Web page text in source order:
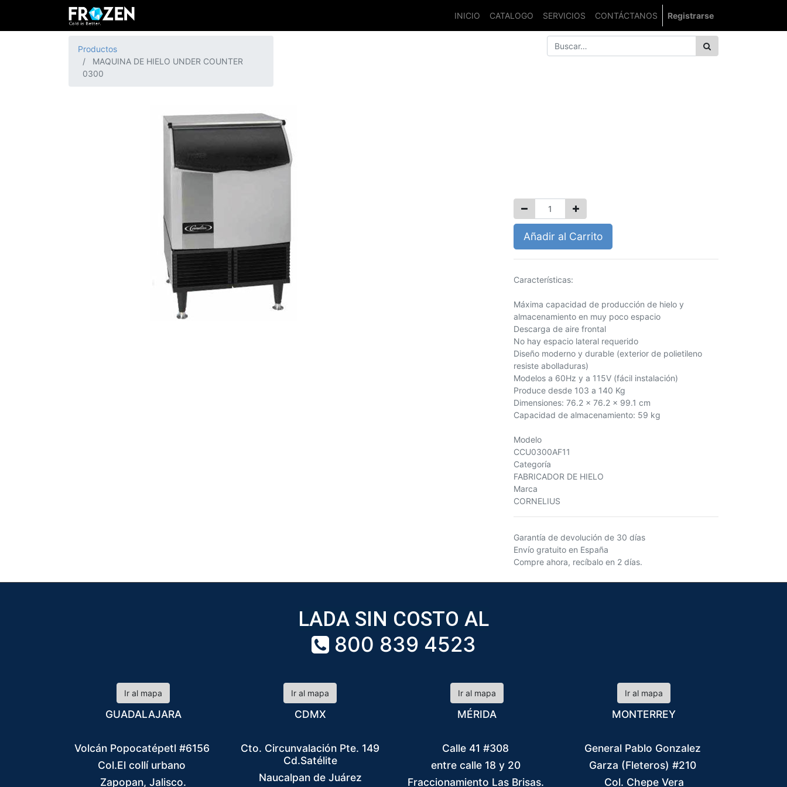
INICIO CATALOGO SERVICIOS CONTÁCTANOS Registrarse
Productos
MAQUINA DE HIELO UNDER COUNTER
0300
Añadir al Carrito
Características:
Máxima capacidad de producción de hielo y
almacenamiento en muy poco espacio
Descarga de aire frontal
No hay espacio lateral requerido
Diseño moderno y durable (exterior de polietileno
resiste abolladuras)
Modelos a 60Hz y a 115V (fácil instalación)
Produce desde 103 a 140 Kg
Dimensiones: 76.2 x 76.2 x 99.1 cm
Capacidad de almacenamiento: 59 kg
Modelo
CCU0300AF11
Categoría
FABRICADOR DE HIELO
Marca
CORNELIUS
Garantía de devolución de 30 días
Envío gratuito en España
Compre ahora, recíbalo en 2 días.
LADA SIN COSTO AL
800 839 4523
Ir al mapa
GUADALAJARA
Volcán Popocatépetl #6156
Col.El collí urbano
Zapopan, Jalisco.
Ir al mapa
CDMX
Cto. Circunvalación Pte. 149
Cd.Satélite
Naucalpan de Juárez
Ir al mapa
MÉRIDA
Calle 41 #308
entre calle 18 y 20
Fraccionamiento Las Brisas.
Ir al mapa
MONTERREY
General Pablo Gonzalez
Garza (Fleteros) #210
Col. Chepe Vera